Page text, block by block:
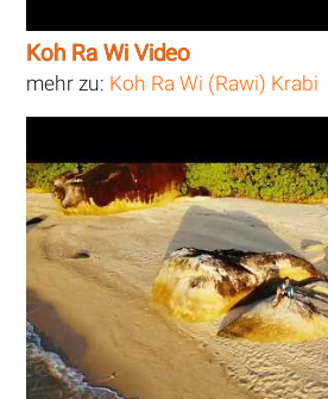
Koh Ra Wi Video
mehr zu: Koh Ra Wi (Rawi) Krabi